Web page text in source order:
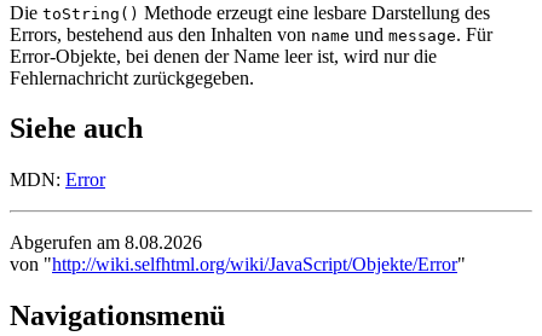
Die toString() Methode erzeugt eine lesbare Darstellung des
Errors, bestehend aus den Inhalten von name und message. Für
Error-Objekte, bei denen der Name leer ist, wird nur die
Fehlernachricht zurückgegeben.
Siehe auch
MDN: Error
Abgerufen am 8.08.2026
von "http://wiki.selfhtml.org/wiki/JavaScript/Objekte/Error"
Navigationsmenü